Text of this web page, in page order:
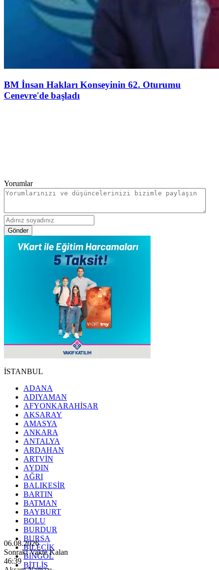
BM İnsan Hakları Konseyinin 62. Oturumu
Cenevre'de başladı
Yorumlar
Gönder
İSTANBUL
ADANA
ADIYAMAN
AFYONKARAHİSAR
AKSARAY
AMASYA
ANKARA
ANTALYA
ARDAHAN
ARTVİN
AYDIN
AĞRI
BALIKESİR
BARTIN
BATMAN
BAYBURT
BOLU
BURDUR
BURSA
BİLECİK
BİNGÖL
BİTLİS
06.08.2026
Sonraki Vakte Kalan
46:37